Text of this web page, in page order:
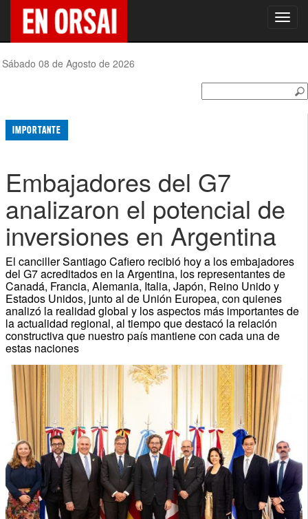
Sábado 08 de Agosto de 2026
IMPORTANTE
Embajadores del G7
analizaron el potencial de
inversiones en Argentina
El canciller Santiago Cafiero recibió hoy a los embajadores
del G7 acreditados en la Argentina, los representantes de
Canadá, Francia, Alemania, Italia, Japón, Reino Unido y
Estados Unidos, junto al de Unión Europea, con quienes
analizó la realidad global y los aspectos más importantes de
la actualidad regional, al tiempo que destacó la relación
constructiva que nuestro país mantiene con cada una de
estas naciones